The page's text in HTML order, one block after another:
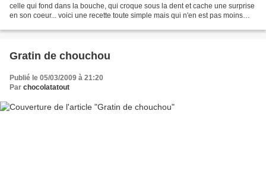
celle qui fond dans la bouche, qui croque sous la dent et cache une surprise
en son coeur... voici une recette toute simple mais qui n'en est pas moins
Gratin de chouchou
Publié le 05/03/2009 à 21:20
Par chocolatatout